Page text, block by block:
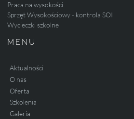
Praca na wysokości
Sprzęt Wysokościowy - kontrola SOI
Wycieczki szkolne
MENU
Aktualności
O nas
Oferta
Szkolenia
Galeria